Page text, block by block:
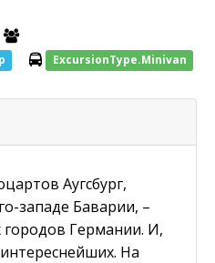
ExcursionType.Minivan
Аугсбург,
западе Баварии, –
Германии. И,
На